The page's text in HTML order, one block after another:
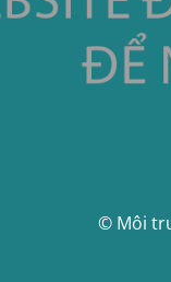
© Môi